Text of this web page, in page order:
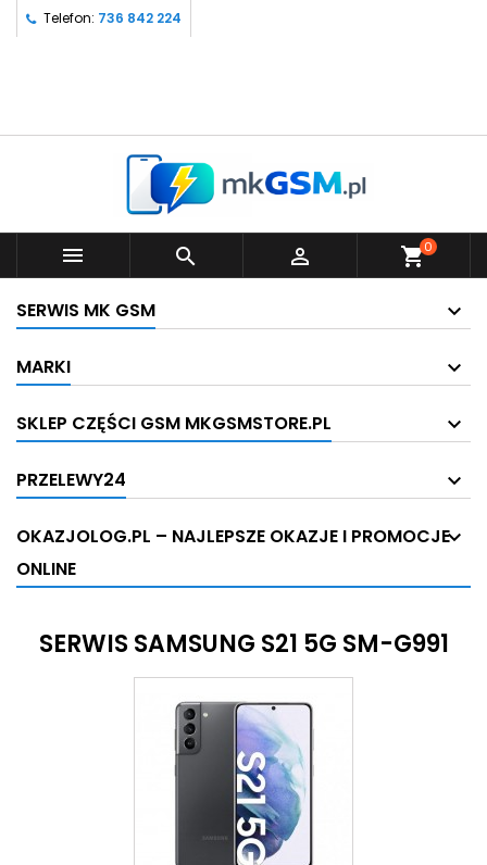
Telefon: 736 842 224
   shopping_cart0
SERWIS MK GSM
MARKI
SKLEP CZĘŚCI GSM MKGSMSTORE.PL
PRZELEWY24
OKAZJOLOG.PL – NAJLEPSZE OKAZJE I PROMOCJE
ONLINE
SERWIS SAMSUNG S21 5G SM-G991